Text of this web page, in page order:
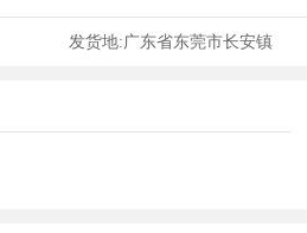
发货地:广东省东莞市长安镇